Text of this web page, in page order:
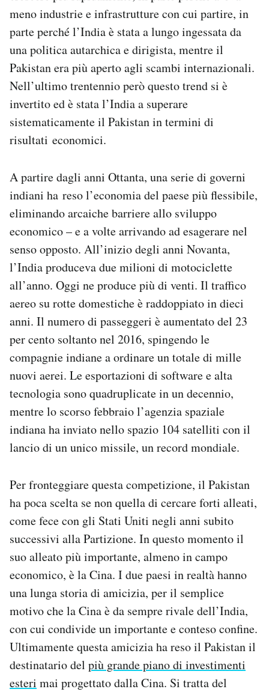
meno industrie e infrastrutture con cui partire, in
parte perché l’India è stata a lungo ingessata da
una politica autarchica e dirigista, mentre il
Pakistan era più aperto agli scambi internazionali.
Nell’ultimo trentennio però questo trend si è
invertito ed è stata l’India a superare
sistematicamente il Pakistan in termini di
risultati economici.
A partire dagli anni Ottanta, una serie di governi
indiani ha reso l’economia del paese più flessibile,
eliminando arcaiche barriere allo sviluppo
economico – e a volte arrivando ad esagerare nel
senso opposto. All’inizio degli anni Novanta,
l’India produceva due milioni di motociclette
all’anno. Oggi ne produce più di venti. Il traffico
aereo su rotte domestiche è raddoppiato in dieci
anni. Il numero di passeggeri è aumentato del 23
per cento soltanto nel 2016, spingendo le
compagnie indiane a ordinare un totale di mille
nuovi aerei. Le esportazioni di software e alta
tecnologia sono quadruplicate in un decennio,
mentre lo scorso febbraio l’agenzia spaziale
indiana ha inviato nello spazio 104 satelliti con il
lancio di un unico missile, un record mondiale.
Per fronteggiare questa competizione, il Pakistan
ha poca scelta se non quella di cercare forti alleati,
come fece con gli Stati Uniti negli anni subito
successivi alla Partizione. In questo momento il
suo alleato più importante, almeno in campo
economico, è la Cina. I due paesi in realtà hanno
una lunga storia di amicizia, per il semplice
motivo che la Cina è da sempre rivale dell’India,
con cui condivide un importante e conteso confine.
Ultimamente questa amicizia ha reso il Pakistan il
destinatario del più grande piano di investimenti
esteri mai progettato dalla Cina. Si tratta del